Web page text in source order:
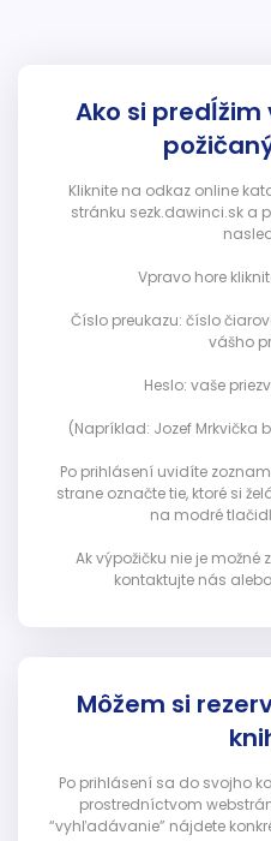
Ako si
Kliknite na odkaz online
stránku sezk.dawinci.sk a
Vpravo hore
Číslo preukazu: číslo
vášho
Heslo: vaše
(Napríklad: Jozef Mrkvička
Po prihlásení uvidíte
strane označte tie, ktoré si
na modré
Ak výpožičku nie je možné
kontaktujte nás
Môžem si
Po prihlásení sa do svojho
prostredníctvom
“vyhľadávanie” nájdete